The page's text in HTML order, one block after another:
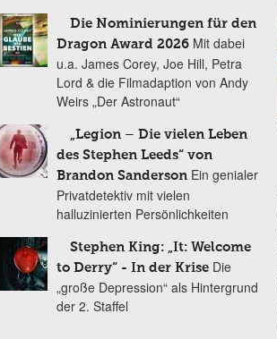
Die Nominierungen für den
Dragon Award 2026 Mit dabei
u.a. James Corey, Joe Hill, Petra
Lord & die Filmadaption von Andy
Weirs „Der Astronaut“
„Legion – Die vielen Leben
des Stephen Leeds“ von
Brandon Sanderson Ein genialer
Privatdetektiv mit vielen
halluzinierten Persönlichkeiten
Stephen King: „It: Welcome
to Derry“ - In der Krise Die
„große Depression“ als Hintergrund
der 2. Staffel